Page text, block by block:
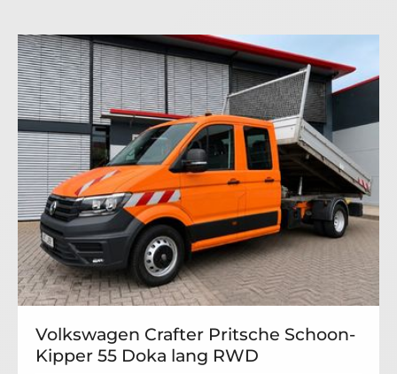
Volkswagen Crafter Pritsche Schoon-
Kipper 55 Doka lang RWD